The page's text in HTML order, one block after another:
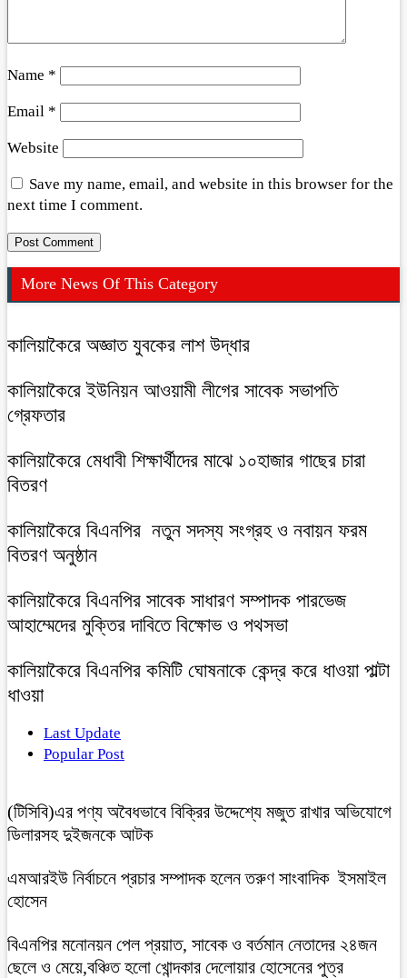
Name *
Email *
Website
Save my name, email, and website in this browser for the
next time I comment.
More News Of This Category
কালিয়াকৈরে অজ্ঞাত যুবকের লাশ উদ্ধার
কালিয়াকৈরে ইউনিয়ন আওয়ামী লীগের সাবেক সভাপতি
গ্রেফতার
কালিয়াকৈরে মেধাবী শিক্ষার্থীদের মাঝে ১০হাজার গাছের চারা
বিতরণ
কালিয়াকৈরে বিএনপির নতুন সদস্য সংগ্রহ ও নবায়ন ফরম
বিতরণ অনুষ্ঠান
কালিয়াকৈরে বিএনপির সাবেক সাধারণ সম্পাদক পারভেজ
আহাম্মেদের মুক্তির দাবিতে বিক্ষোভ ও পথসভা
কালিয়াকৈরে বিএনপির কমিটি ঘোষনাকে কেন্দ্র করে ধাওয়া পাল্টা
ধাওয়া
Last Update
Popular Post
(টিসিবি)এর পণ্য অবৈধভাবে বিক্রির উদ্দেশ্যে মজুত রাখার অভিযোগে
ডিলারসহ দুইজনকে আটক
এমআরইউ নির্বাচনে প্রচার সম্পাদক হলেন তরুণ সাংবাদিক ইসমাইল
হোসেন
বিএনপির মনোনয়ন পেল প্রয়াত, সাবেক ও বর্তমান নেতাদের ২৪জন
ছেলে ও মেয়ে,বঞ্চিত হলো খোন্দকার দেলোয়ার হোসেনের পুত্র